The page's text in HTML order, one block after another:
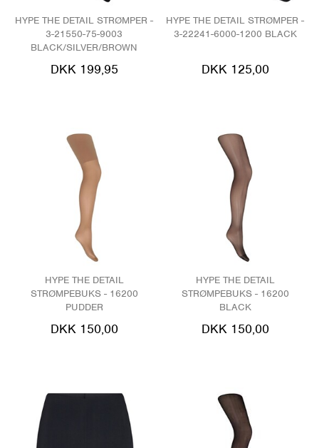
HYPE THE DETAIL STRØMPER -
3-21550-75-9003
BLACK/SILVER/BROWN
DKK 199,95
HYPE THE DETAIL STRØMPER -
3-22241-6000-1200 BLACK
DKK 125,00
HYPE THE DETAIL
STRØMPEBUKS - 16200
PUDDER
DKK 150,00
HYPE THE DETAIL
STRØMPEBUKS - 16200
BLACK
DKK 150,00